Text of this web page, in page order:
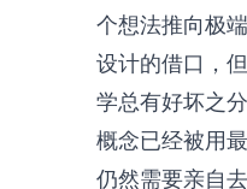
个想法推向极
设计的借口，
学总有好坏之
概念已经被用
仍然需要亲自